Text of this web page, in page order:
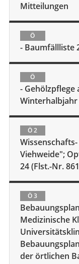
Mitteilungen
Ö
- Baumfällliste
Ö
- Gehölzpflege
Winterhalbjahr
Ö 2
Viehweide";
24 (Flst.-Nr.
Ö 3
Medizinische
der örtlichen